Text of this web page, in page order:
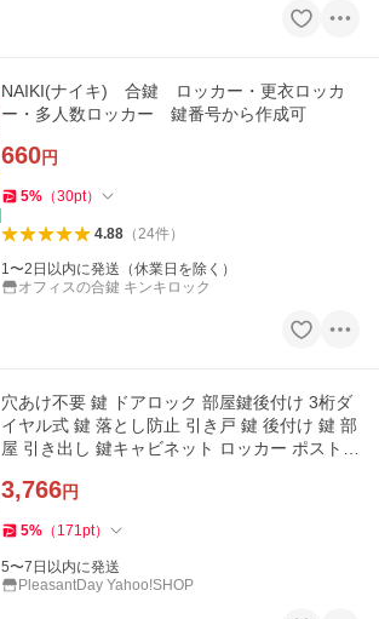
NAIKI(ナイキ) 合鍵 ロッカー・更衣ロッカ
ー・多人数ロッカー 鍵番号から作成可
660円
5% （30pt）
4.88（24件）
1〜2日以内に発送（休業日を除く）
オフィスの合鍵 キンキロック
穴あけ不要 鍵 ドアロック 部屋鍵後付け 3桁ダ
イヤル式 鍵 落とし防止 引き戸 鍵 後付け 鍵 部
屋 引き出し 鍵キャビネット ロッカー ポスト
3,766円
5% （ 171pt）
5〜7日以内に発送
PleasantDay Yahoo!SHOP